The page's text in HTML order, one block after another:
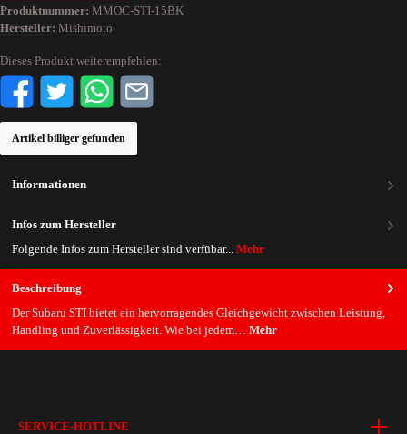
Produktnummer: MMOC-STI-15BK
Hersteller: Mishimoto
Dieses Produkt weiterempfehlen:
Artikel billiger gefunden
Beschreibung
Der Subaru STI bietet ein hervorragendes Gleichgewicht zwischen Leistung,
Handling und Zuverlässigkeit. Wie bei jedem… Mehr
Informationen
Infos zum Hersteller
Folgende Infos zum Hersteller sind verfübar... Mehr
SERVICE-HOTLINE